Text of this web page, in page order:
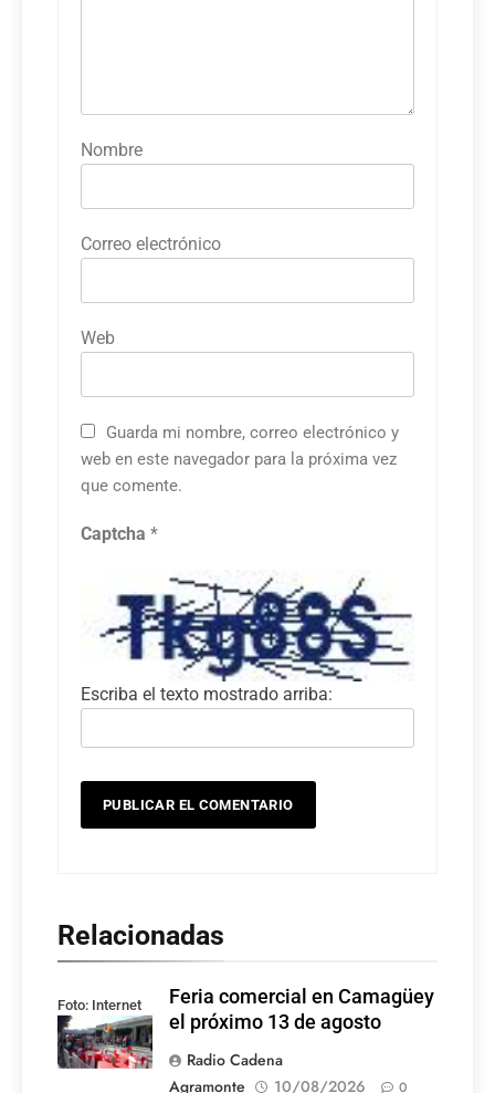
Nombre
Correo electrónico
Web
Guarda mi nombre, correo electrónico y
web en este navegador para la próxima vez
que comente.
Captcha *
Escriba el texto mostrado arriba:
Relacionadas
Foto: Internet
Feria comercial en Camagüey
el próximo 13 de agosto
Radio Cadena
Agramonte
10/08/2026 0